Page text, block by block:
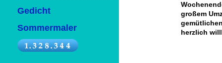
großem
herzlich
Gedicht
Sommermaler